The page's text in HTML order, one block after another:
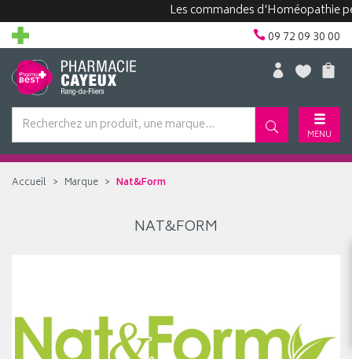
Les commandes d'Homéopathie
09 72 09 30 00
MENU
Accueil Marque Nat&Form
NAT&FORM